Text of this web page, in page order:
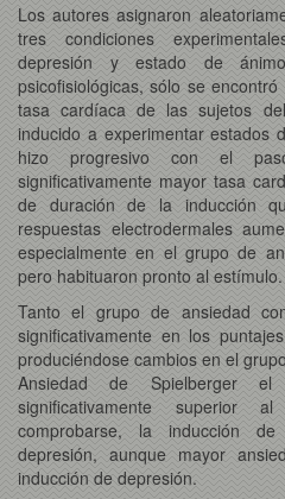
Los autores asignaron
tres condiciones
depresión y estado de
psicofisiológicas, sólo se
tasa cardíaca de las sujetos
inducido a experimentar estados
hizo progresivo con el
significativamente mayor tasa
de duración de la inducción
respuestas electrodermales
especialmente en el grupo de
pero habituaron pronto al estímulo.
Tanto el grupo de ansiedad
significativamente en los
produciéndose cambios en el
Ansiedad de Spielberger
significativamente superior
comprobarse, la inducción
depresión, aunque mayor
inducción de depresión.